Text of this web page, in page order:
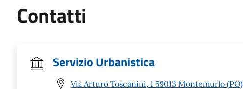
Contatti
Servizio Urbanistica
Via Arturo Toscanini, 1 59013 Montemurlo (PO)